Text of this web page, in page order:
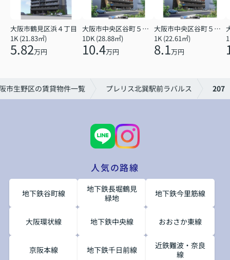
大阪市鶴見区浜４丁目
1K (21.83㎡)
5.82万円
大阪市中央区谷町５丁目
1DK (28.88㎡)
10.4万円
大阪市中央区谷町５丁目
1K (22.61㎡)
8.1万円
市生野区の賃貸物件一覧 プレリス北巽駅前ラバルス 207
人気の路線
地下鉄谷町線
地下鉄長堀鶴見
緑地
地下鉄今里筋線
大阪環状線 地下鉄中央線 おおさか東線
京阪本線 地下鉄千日前線
近鉄難波・奈良
線